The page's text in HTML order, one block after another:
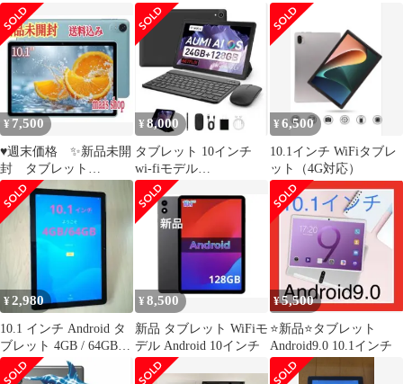
LTE+WIFI
チ wi-fiモデル タブレッ
ト Android 薄型 軽量
12GB(4+8)+64GB 高性
能 8コアCPU アンドロ
イドタブレット 大画面
6000mAh大容量バッテ
リー Type- 0fa4e250
チ wi-fiモデル タブレッ
ト Android 薄型 軽量
12GB(4+8)+64GB 高性
能 8コアCPU アンドロ
イドタブレット 大画面
6000mAh大容量バッテ
リー Type-C充電 WiFie
¥7,500
♥週末価格 ✨新品未開
封 タブレット
Android15 10インチ
Wi-Fi
¥ 8,000
タブレット 10インチ
wi-fiモデル
24GB+128GB+1TB-TF
拡張
¥6,500
10.1インチ WiFiタブレ
ット（4G対応）
¥2,980
10.1 インチ Android タ
ブレット 4GB / 64GB
動作確認済み
¥8,500
新品 タブレット WiFiモ
デル Android 10インチ
¥5,500
⭐️新品⭐️タブレット
Android9.0 10.1インチ